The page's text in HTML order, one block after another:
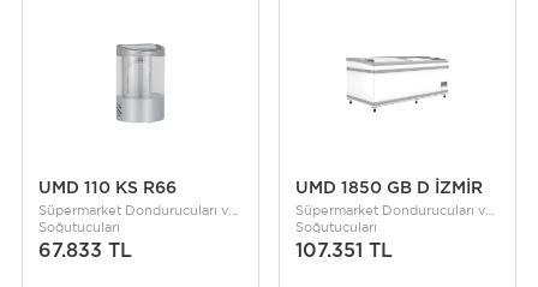
UMD 110 KS R66
Süpermarket Dondurucuları ve
Soğutucuları
67.833 TL
UMD 1850 GB D İZMİR
Süpermarket Dondurucuları ve
Soğutucuları
107.351 TL